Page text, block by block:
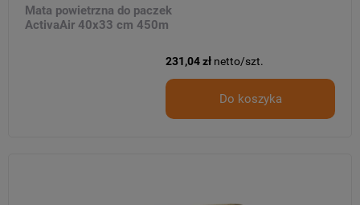
Mata powietrzna do paczek
ActivaAir 40x33 cm 450m
231,04 zł netto/szt.
Do koszyka